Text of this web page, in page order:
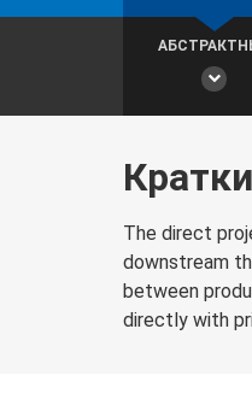
The direct
downstream
between
directly with